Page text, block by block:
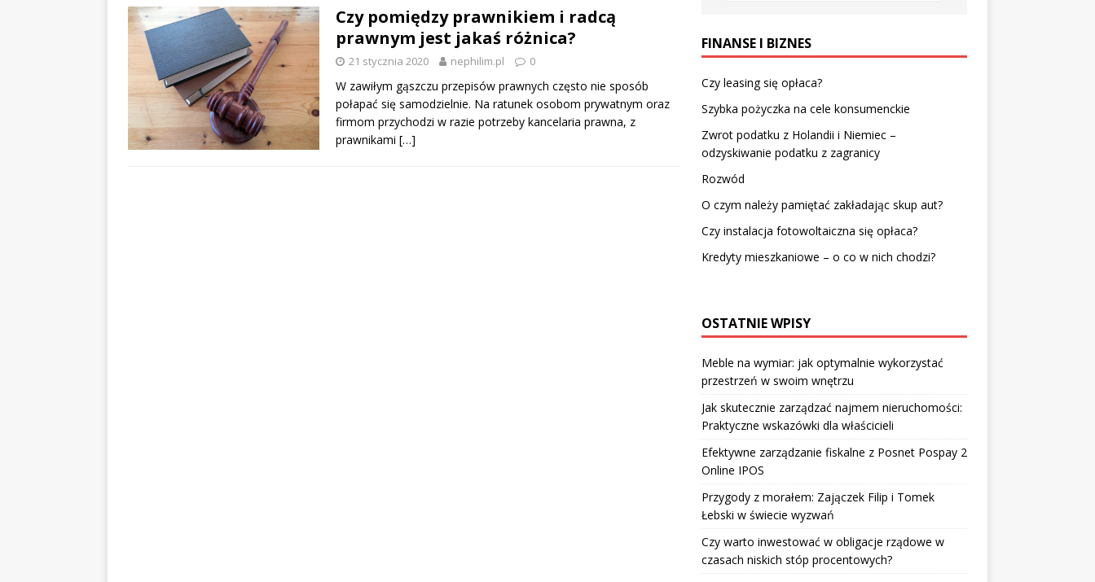
Czy pomiędzy prawnikiem i radcą
prawnym jest jakaś różnica?
21 stycznia 2020 nephilim.pl 0
W zawiłym gąszczu przepisów prawnych często nie sposób
połapać się samodzielnie. Na ratunek osobom prywatnym oraz
firmom przychodzi w razie potrzeby kancelaria prawna, z
prawnikami […]
FINANSE I BIZNES
Czy leasing się opłaca?
Szybka pożyczka na cele konsumenckie
Zwrot podatku z Holandii i Niemiec –
odzyskiwanie podatku z zagranicy
Rozwód
O czym należy pamiętać zakładając skup aut?
Czy instalacja fotowoltaiczna się opłaca?
Kredyty mieszkaniowe – o co w nich chodzi?
OSTATNIE WPISY
Meble na wymiar: jak optymalnie wykorzystać
przestrzeń w swoim wnętrzu
Jak skutecznie zarządzać najmem nieruchomości:
Praktyczne wskazówki dla właścicieli
Efektywne zarządzanie fiskalne z Posnet Pospay 2
Online IPOS
Przygody z morałem: Zajączek Filip i Tomek
Łebski w świecie wyzwań
Czy warto inwestować w obligacje rządowe w
czasach niskich stóp procentowych?